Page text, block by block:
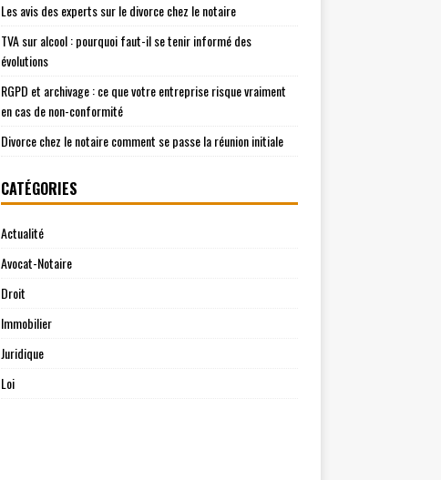
Les avis des experts sur le divorce chez le notaire
TVA sur alcool : pourquoi faut-il se tenir informé des
évolutions
RGPD et archivage : ce que votre entreprise risque vraiment
en cas de non-conformité
Divorce chez le notaire comment se passe la réunion initiale
CATÉGORIES
Actualité
Avocat-Notaire
Droit
Immobilier
Juridique
Loi